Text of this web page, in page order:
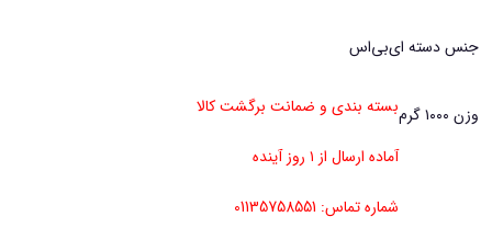
جنس دسته ای‌بی‌اس
وزن ۱۰۰۰ گرم بسته بندی و ضمانت برگشت کالا
آماده ارسال از ۱ روز آینده
شماره تماس: 01135758551